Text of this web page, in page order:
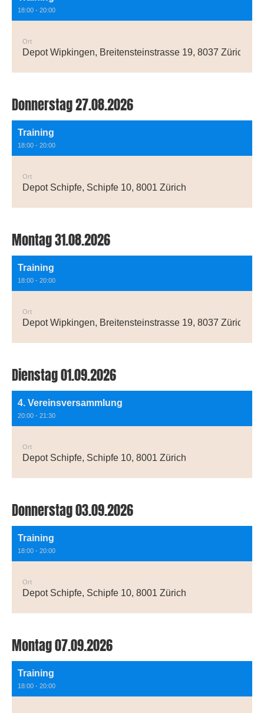
18:00 - 20:00
Ort
Depot Wipkingen, Breitensteinstrasse 19, 8037 Zürich
Donnerstag 27.08.2026
Training
18:00 - 20:00
Ort
Depot Schipfe, Schipfe 10, 8001 Zürich
Montag 31.08.2026
Training
18:00 - 20:00
Ort
Depot Wipkingen, Breitensteinstrasse 19, 8037 Zürich
Dienstag 01.09.2026
4. Vereinsversammlung
20:00 - 21:30
Ort
Depot Schipfe, Schipfe 10, 8001 Zürich
Donnerstag 03.09.2026
Training
18:00 - 20:00
Ort
Depot Schipfe, Schipfe 10, 8001 Zürich
Montag 07.09.2026
Training
18:00 - 20:00